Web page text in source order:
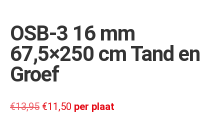
OSB-3 16 mm
67,5×250 cm Tand en
Groef
€13,95 €11,50 per plaat